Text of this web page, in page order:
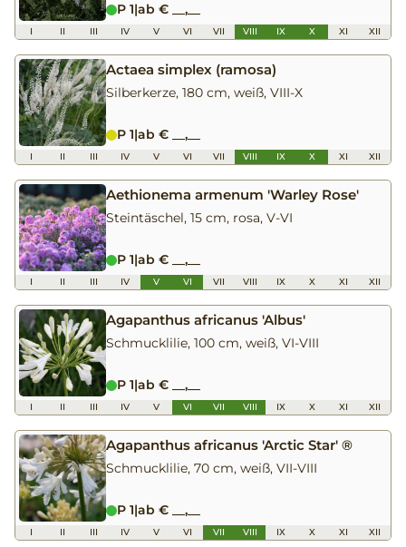
P 1|ab € __,__
I II III IV V VI VII VIII IX X XI XII
Actaea simplex (ramosa)
Silberkerze, 180 cm, weiß, VIII-X
P 1|ab € __,__
I II III IV V VI VII VIII IX X XI XII
Aethionema armenum 'Warley Rose'
Steintäschel, 15 cm, rosa, V-VI
P 1|ab € __,__
I II III IV V VI VII VIII IX X XI XII
Agapanthus africanus 'Albus'
Schmucklilie, 100 cm, weiß, VI-VIII
P 1|ab € __,__
I II III IV V VI VII VIII IX X XI XII
Agapanthus africanus 'Arctic Star' ®
Schmucklilie, 70 cm, weiß, VII-VIII
P 1|ab € __,__
I II III IV V VI VII VIII IX X XI XII